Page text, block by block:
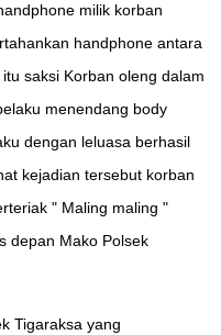
milik korban
handphone antara
saksi Korban oleng dalam
menendang body
dengan leluasa berhasil
kejadian tersebut korban
" Maling maling "
depan Mako Polsek
Tigaraksa yang